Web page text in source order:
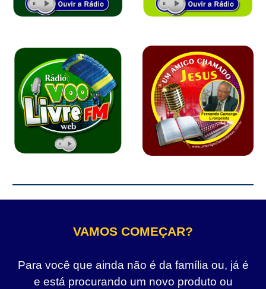
VAMOS COMEÇAR?
Para você que ainda não é da família ou, já é
e está procurando um novo produto ou